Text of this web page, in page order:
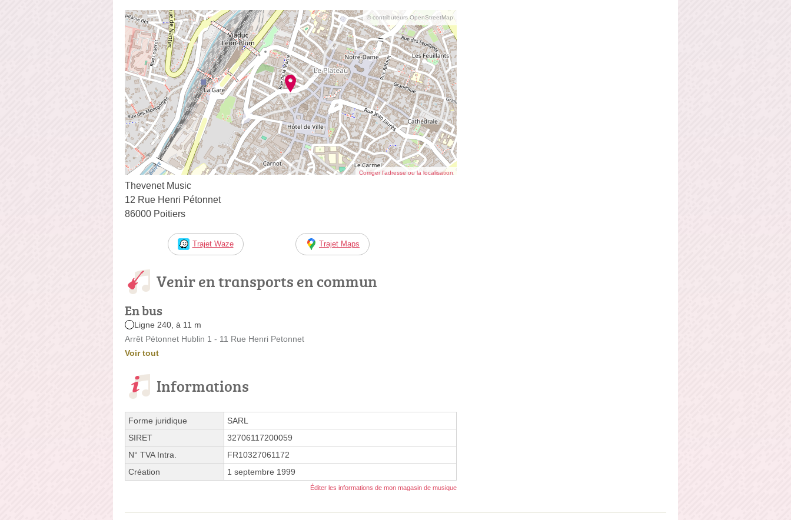
© contributeurs OpenStreetMap
Corriger l’adresse ou la localisation
Thevenet Music
12 Rue Henri Pétonnet
86000 Poitiers
Trajet Waze Trajet Maps
Venir en transports en commun
En bus
Ligne 240, à 11 m
Arrêt Pétonnet Hublin 1 - 11 Rue Henri Petonnet
Voir tout
Informations
Forme juridique
SARL
SIRET
32706117200059
N° TVA Intra.
FR10327061172
Création
1 septembre 1999
Éditer les informations de mon magasin de musique